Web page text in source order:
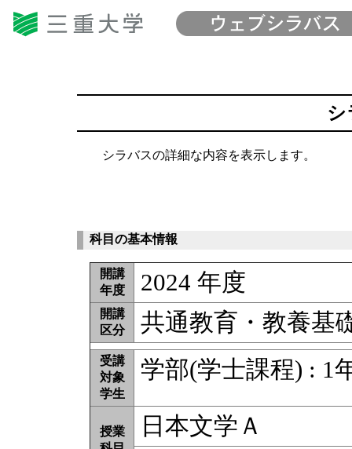
シ
シラバスの詳細な内容を表示します。
科目の基本情報
開講
年度
2024 年度
開講
区分
共通教育・教養基
受講
対象
学生
学部(学士課程) : 1
授業
日本文学Ａ